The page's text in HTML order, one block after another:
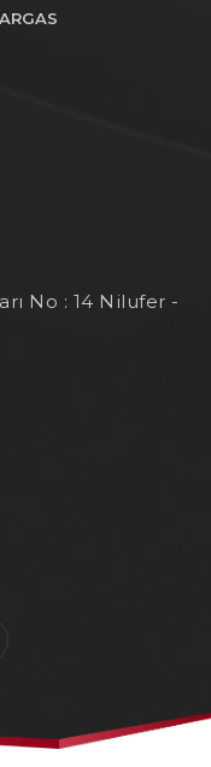
No : 14 Nilufer -